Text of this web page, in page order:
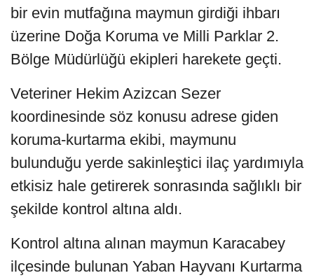
bir evin mutfağına maymun girdiği ihbarı
üzerine Doğa Koruma ve Milli Parklar 2.
Bölge Müdürlüğü ekipleri harekete geçti.
Veteriner Hekim Azizcan Sezer
koordinesinde söz konusu adrese giden
koruma-kurtarma ekibi, maymunu
bulunduğu yerde sakinleştici ilaç yardımıyla
etkisiz hale getirerek sonrasında sağlıklı bir
şekilde kontrol altına aldı.
Kontrol altına alınan maymun Karacabey
ilçesinde bulunan Yaban Hayvanı Kurtarma